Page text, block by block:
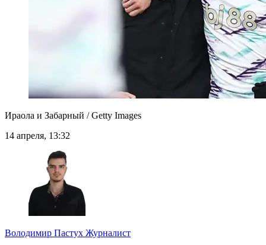
Ираола и Забарный / Getty Images
14 апреля, 13:32
Володимир Пастух Журналист